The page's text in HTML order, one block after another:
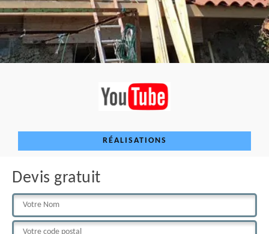
RÉALISATIONS
Devis gratuit